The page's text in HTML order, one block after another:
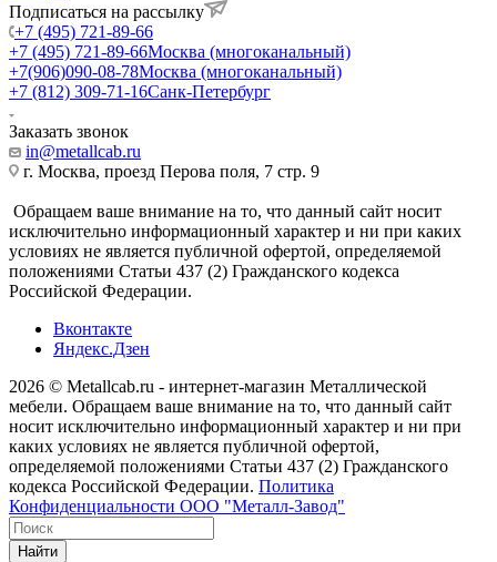
Подписаться на рассылку
+7 (495) 721-89-66
+7 (495) 721-89-66Москва (многоканальный)
+7(906)090-08-78Москва (многоканальный)
+7 (812) 309-71-16Санк-Петербург
Заказать звонок
in@metallcab.ru
г. Москва, проезд Перова поля, 7 стр. 9
Обращаем ваше внимание на то, что данный сайт носит
исключительно информационный характер и ни при каких
условиях не является публичной офертой, определяемой
положениями Статьи 437 (2) Гражданского кодекса
Российской Федерации.
Вконтакте
Яндекс.Дзен
2026 © Metallcab.ru - интернет-магазин Металлической
мебели. Обращаем ваше внимание на то, что данный сайт
носит исключительно информационный характер и ни при
каких условиях не является публичной офертой,
определяемой положениями Статьи 437 (2) Гражданского
кодекса Российской Федерации. Политика
Конфиденциальности ООО "Металл-Завод"
Найти